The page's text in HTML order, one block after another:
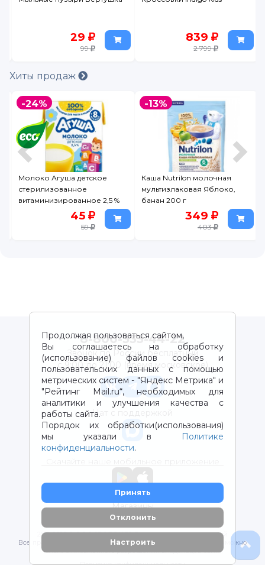
29
99
839
2 799
Хиты продаж
-24%
Молоко Агуша детское
стерилизованное
витаминизированное 2,5 %
45
59
-13%
Каша Nutrilon молочная
мультизлаковая Яблоко,
банан 200 г
349
403
Продолжая пользоваться сайтом,
Вы соглашаетесь на обработку
(использование) файлов cookies и
пользовательских данных с помощью
метрических систем - "Яндекс Метрика" и
"Рейтинг Mail.ru“, необходимых для
аналитики и улучшения качества с
работы сайта.
Порядок их обработки(использования)
мы указали в
Политике
конфиденциальности.
Принять
Отклонить
Настроить
8-800-333-44-22
Звонок по России бесплатный
с 9:00 до 21:00 (время московское)
Чат с поддержкой
Магазины
2012-2026 © ООО "ВОТОНЯ". Детские товары с доставкой
Все права защищены. Любое использование материалов возможно
только с письменного разрешения владельцев сайта.
Политика конфиденциальности